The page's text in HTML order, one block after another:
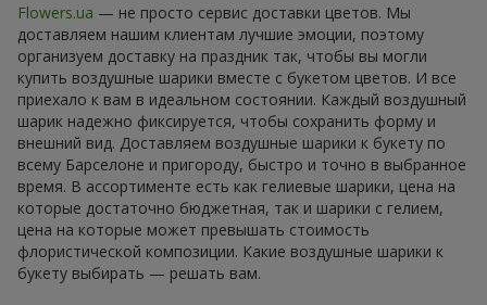
Flowers.ua — не просто сервис доставки цветов. Мы
доставляем нашим клиентам лучшие эмоции, поэтому
организуем доставку на праздник так, чтобы вы могли
купить воздушные шарики вместе с букетом цветов. И все
приехало к вам в идеальном состоянии. Каждый воздушный
шарик надежно фиксируется, чтобы сохранить форму и
внешний вид. Доставляем воздушные шарики к букету по
всему Барселоне и пригороду, быстро и точно в выбранное
время. В ассортименте есть как гелиевые шарики, цена на
которые достаточно бюджетная, так и шарики с гелием,
цена на которые может превышать стоимость
флористической композиции. Какие воздушные шарики к
букету выбирать — решать вам.